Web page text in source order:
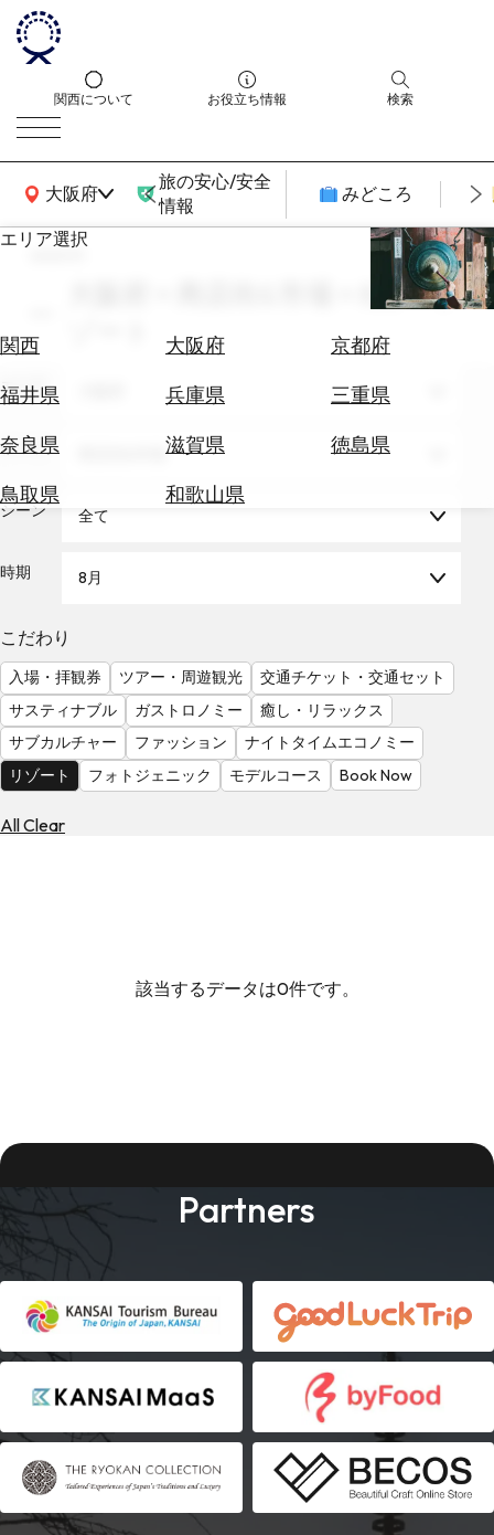
関西について お役立ち情報 検索
大阪府
関西広域MAP
旅の安心/安全
情報
みどころ
エリア選択
関西 大阪府
京都府
福井県
兵庫県
三重県
奈良県
滋賀県
徳島県
鳥取県
和歌山県
エ
券
テ
を
る
気
を
見
る
search
大阪府 × 商店街&市場 × 8月 × リ
エリア
テーマ
シーン 全て
時期 8月
こだわり
入場・拝観券 ツアー・周遊観光
交通チケット・交通セット
サスティナブル
ガストロノミー
癒し・リラックス
サブカルチャー
ファッション
ナイトタイムエコノミー
リゾート
フォトジェニック モデルコース Book Now
All Clear
該当するデータは0件です。
Partners